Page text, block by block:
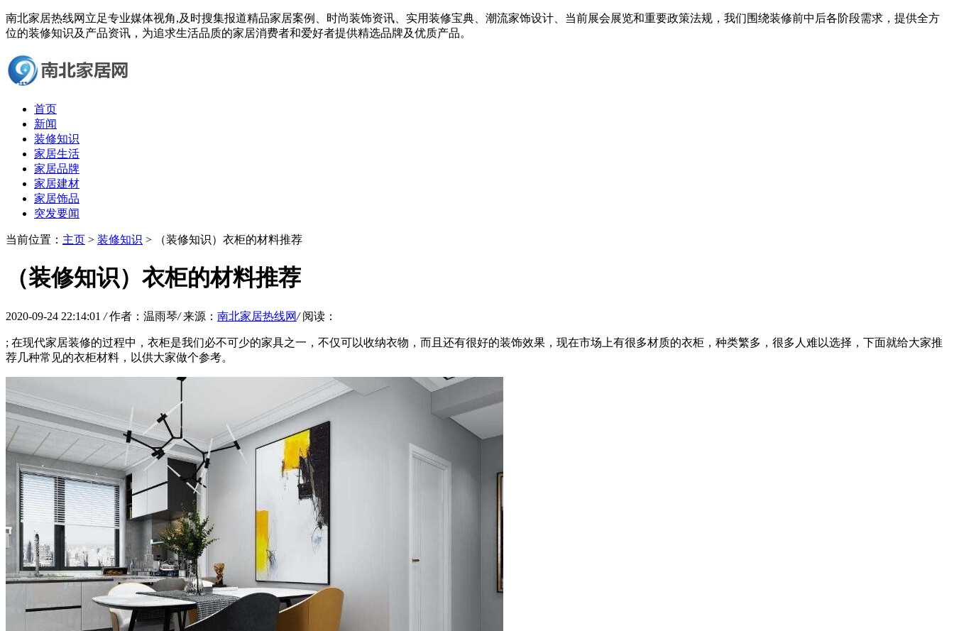
南北家居热线网立足专业媒体视角,及时搜集报道精品家居案例、时尚装饰资讯、实用装修宝典、潮流家饰设计、当前展会展览和重要政策法规，我们围绕装修前中后各阶段需求，提供全方
位的装修知识及产品资讯，为追求生活品质的家居消费者和爱好者提供精选品牌及优质产品。
首页
新闻
装修知识
家居生活
家居品牌
家居建材
家居饰品
突发要闻
当前位置： 主页 > 装修知识 > （装修知识）衣柜的材料推荐
（装修知识）衣柜的材料推荐
2020-09-24 22:14:01 / 作者：温雨琴/ 来源： 南北家居热线网/ 阅读：
; 在现代家居装修的过程中，衣柜是我们必不可少的家具之一，不仅可以收纳衣物，而且还有很好的装饰效果，现在市场上有很多材质的衣柜，种类繁多，很多人难以选择，下面就给大家推
荐几种常见的衣柜材料，以供大家做个参考。